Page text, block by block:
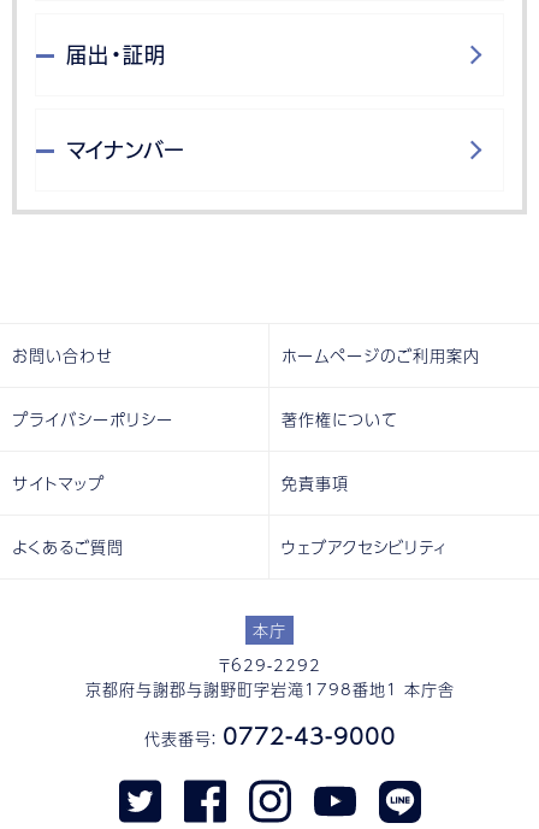
届出・証明
マイナンバー
本庁
〒629-2292
京都府与謝郡与謝野町字岩滝1798番地1 本庁舎
代表番号： 0772-43-9000
お問い合わせ ホームページのご利用案内
プライバシーポリシー 著作権について
サイトマップ 免責事項
よくあるご質問 ウェブアクセシビリティ